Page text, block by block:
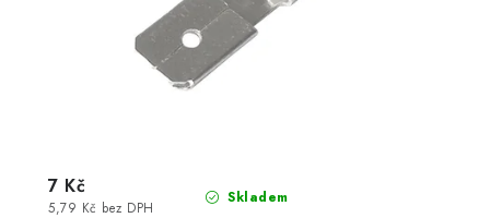
Skladem
5,79 Kč bez DPH
7 Kč